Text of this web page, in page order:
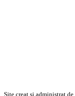
Site creat și administrat de